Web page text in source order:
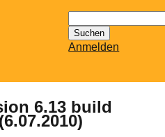
nach:
Anmelden
6.13 build